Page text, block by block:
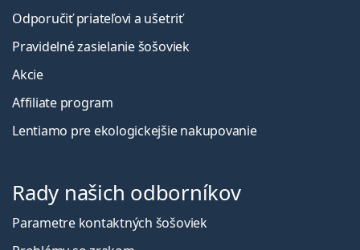
Odporučiť priateľovi a ušetriť
Pravidelné zasielanie šošoviek
Akcie
Affiliate program
Lentiamo pre ekologickejšie nakupovanie
Rady našich odborníkov
Parametre kontaktných šošoviek